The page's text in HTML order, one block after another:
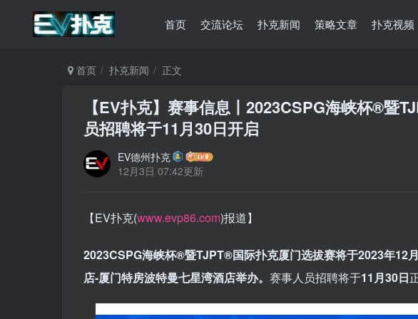
首页 交流论坛 扑克新闻 策略文章 扑克视频
首页 扑克新闻 正文
【EV扑克】赛事信息丨2023CSPG海峡杯®暨
员招聘将于11月30日开启
EV德州扑克
12月3日 07:42更新
【EV扑克(www.evp86.com)报道】
2023CSPG海峡杯®暨TJPT®国际扑克厦门选拔赛将于2023年12
店-厦门特房波特曼七星湾酒店举办。 赛事人员招聘将于11月30日